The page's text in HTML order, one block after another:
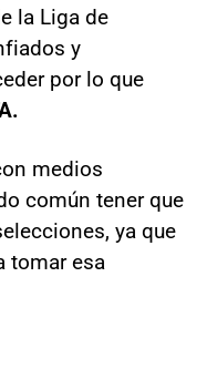
la Liga de
y
por lo que
medios
común tener que
ya que
tomar esa